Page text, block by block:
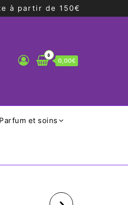
à partir de 150€
0
0,00€
Parfum et soins